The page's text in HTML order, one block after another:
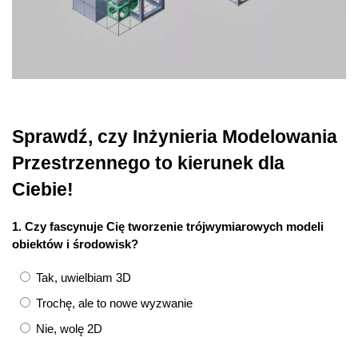
Sprawdź, czy Inżynieria Modelowania
Przestrzennego to kierunek dla
Ciebie!
1. Czy fascynuje Cię tworzenie trójwymiarowych modeli
obiektów i środowisk?
Tak, uwielbiam 3D
Trochę, ale to nowe wyzwanie
Nie, wolę 2D